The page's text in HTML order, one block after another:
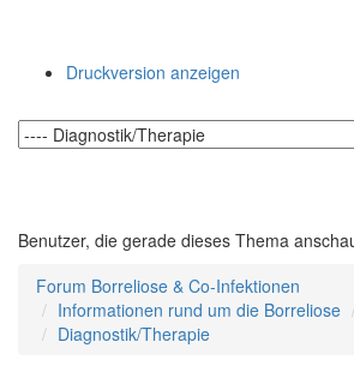
Druckversion anzeigen
Benutzer, die gerade dieses Thema
Forum Borreliose & Co-Infektionen
Informationen rund um die Borreliose
Diagnostik/Therapie